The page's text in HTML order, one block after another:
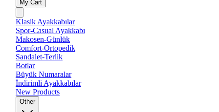
My Cart
Klasik Ayakkabılar
Spor-Casual Ayakkabı
Makosen-Günlük
Comfort-Ortopedik
Sandalet-Terlik
Botlar
Büyük Numaralar
İndirimli Ayakkabılar
New Products
Other